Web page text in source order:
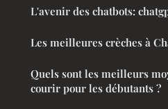
L'avenir des chatbots:
Les meilleures crèches à
Quels sont les meilleurs
courir pour les débutants ?